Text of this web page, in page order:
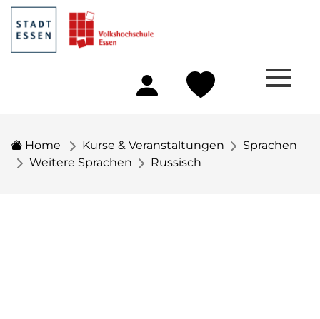
Home Kurse & Veranstaltungen
Sprachen
Weitere Sprachen
Russisch